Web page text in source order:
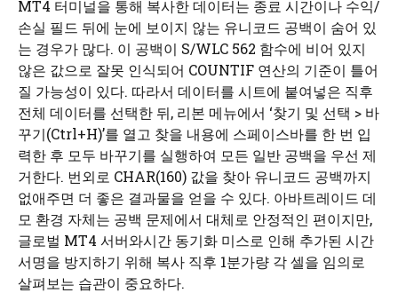
MT4 터미널을 통해 복사한 데이터는 종료 시간이나 수익/
손실 필드 뒤에 눈에 보이지 않는 유니코드 공백이 숨어 있
는 경우가 많다. 이 공백이 S/WLC 562 함수에 비어 있지
않은 값으로 잘못 인식되어 COUNTIF 연산의 기준이 틀어
질 가능성이 있다. 따라서 데이터를 시트에 붙여넣은 직후
전체 데이터를 선택한 뒤, 리본 메뉴에서 ‘찾기 및 선택 > 바
꾸기(Ctrl+H)’를 열고 찾을 내용에 스페이스바를 한 번 입
력한 후 모두 바꾸기를 실행하여 모든 일반 공백을 우선 제
거한다. 번외로 CHAR(160) 값을 찾아 유니코드 공백까지
없애주면 더 좋은 결과물을 얻을 수 있다. 아바트레이드 데
모 환경 자체는 공백 문제에서 대체로 안정적인 편이지만,
글로벌 MT4 서버와시간 동기화 미스로 인해 추가된 시간
서명을 방지하기 위해 복사 직후 1분가량 각 셀을 임의로
살펴보는 습관이 중요하다.